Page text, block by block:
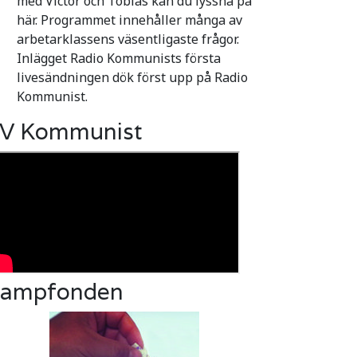
här. Programmet innehåller många av
arbetarklassens väsentligaste frågor.
Inlägget Radio Kommunists första
livesändningen dök först upp på Radio
Kommunist.
Kommunist